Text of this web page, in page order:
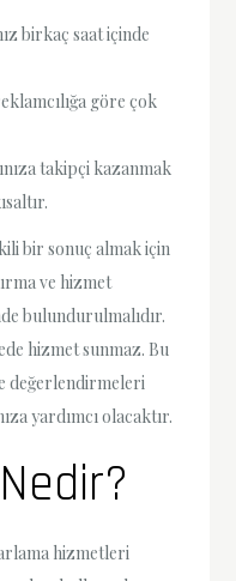
birkaç saat içinde
göre çok
takipçi kazanmak
bir sonuç almak için
ve hizmet
bulundurulmalıdır.
hizmet sunmaz. Bu
değerlendirmeleri
yardımcı olacaktır.
hizmetleri